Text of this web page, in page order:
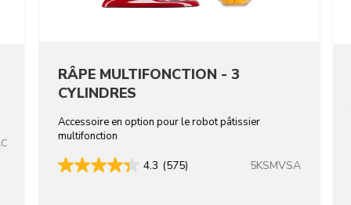
RÂPE MULTIFONCTION - 3
CYLINDRES
Accessoire en option pour le robot pâtissier
multifonction
4.3 (575) 5KSMVSA